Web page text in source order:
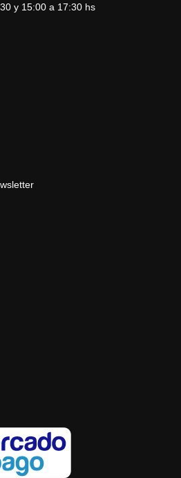
y 15:00 a 17:30 hs